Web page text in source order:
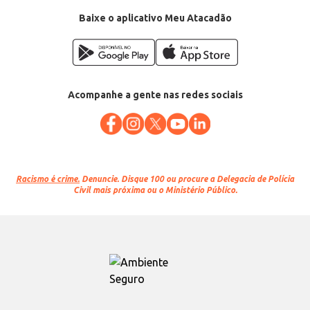
Baixe o aplicativo Meu Atacadão
Acompanhe a gente nas redes sociais
Racismo é crime. Denuncie. Disque 100 ou procure a Delegacia de Polícia
Civil mais próxima ou o Ministério Público.